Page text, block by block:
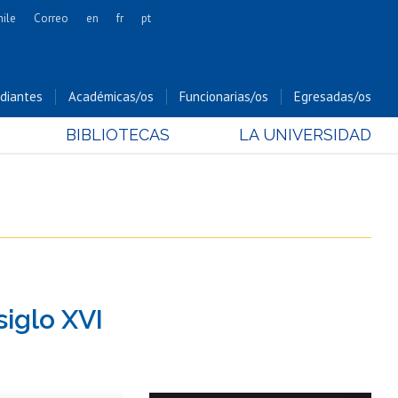
Cs. Forestales y Conservación
Cs. Sociales
Bachillerato
Correo en fr pt
Académicas/os Funcionarias/os Egresadas/os
BIBLIOTECAS LA UNIVERSIDAD
XVI